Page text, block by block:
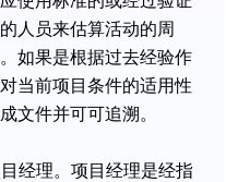
人员来估算活动的周
如果是根据过去经验作
当前项目条件的适用性
文件并可可追溯。
经理。项目经理是经指